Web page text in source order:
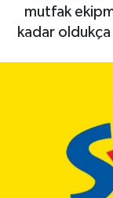
mutfak
kadar